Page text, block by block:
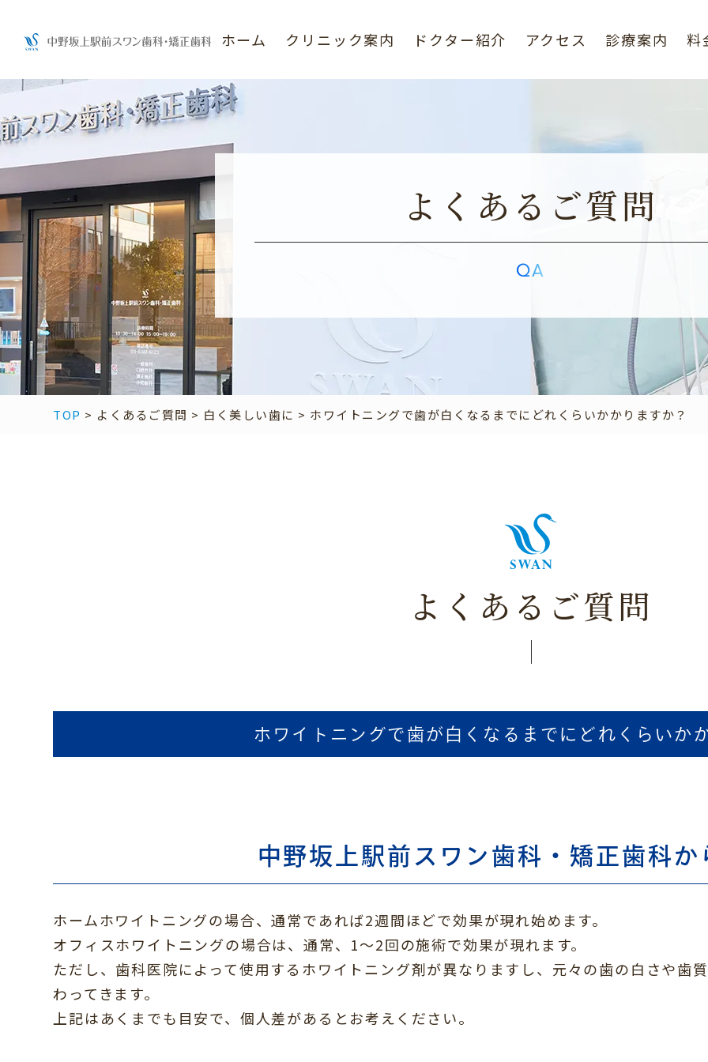
ホーム クリニック案内 ドクター紹介 アクセス 診療案内 料
よくあるご質問
QA
TOP > よくあるご質問 > 白く美しい歯に > ホワイトニングで歯が白くなるまでにどれくらいかかりますか？
よくあるご質問
ホワイトニングで歯が白くなるまでにどれくらいか
中野坂上駅前スワン歯科・矯正歯科か
ホームホワイトニングの場合、通常であれば2週間ほどで効果が現れ始めます。
オフィスホワイトニングの場合は、通常、1～2回の施術で効果が現れます。
ただし、歯科医院によって使用するホワイトニング剤が異なりますし、元々の歯の白さや歯
わってきます。
上記はあくまでも目安で、個人差があるとお考えください。